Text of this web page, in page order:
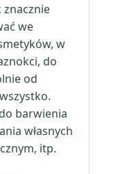
znacznie
we
w
do
od
barwienia
własnych
itp.